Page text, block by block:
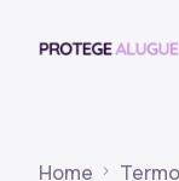
Home Termo